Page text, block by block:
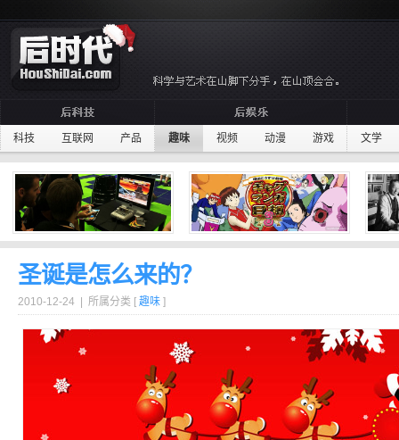
科技 互联网 产品 趣味 视频 动漫 游戏 文学
圣诞是怎么来的？
2010-12-24 | 所属分类 [ 趣味 ]